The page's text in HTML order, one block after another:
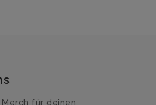
für deinen